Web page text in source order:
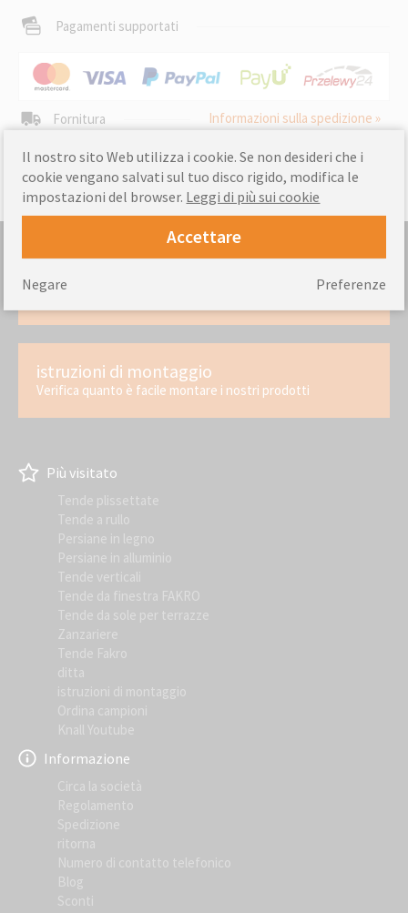
Pagamenti supportati
Fornitura Informazioni sulla spedizione »
Misurazione
Come misurare correttamente la finestra
istruzioni di montaggio
Verifica quanto è facile montare i nostri prodotti
Più visitato
Tende plissettate
Tende a rullo
Persiane in legno
Persiane in alluminio
Tende verticali
Tende da finestra FAKRO
Tende da sole per terrazze
Zanzariere
Tende Fakro
ditta
istruzioni di montaggio
Ordina campioni
Knall Youtube
Informazione
Circa la società
Regolamento
Spedizione
ritorna
Numero di contatto telefonico
Blog
Sconti
Il nostro sito Web utilizza i cookie. Se non desideri che i
cookie vengano salvati sul tuo disco rigido, modifica le
impostazioni del browser. Leggi di più sui cookie
Accettare
Preferenze
Negare